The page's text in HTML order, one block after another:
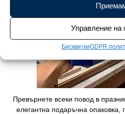
Управление на
БисквиткиGDPR
Превърнете всеки повод в
елегантна подаръчна опаковка,